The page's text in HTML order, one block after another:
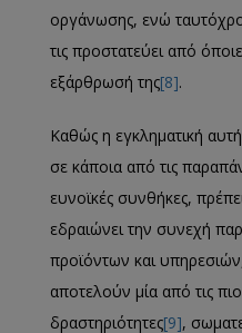
οργάνωσης, ενώ
τις προστατεύει από
εξάρθρωσή της[8].
Καθώς η εγκληματική
σε κάποια από τις
ευνοϊκές συνθήκες,
εδραιώνει την συνεχή
προϊόντων και
αποτελούν μία από τις
δραστηριότητες[9],